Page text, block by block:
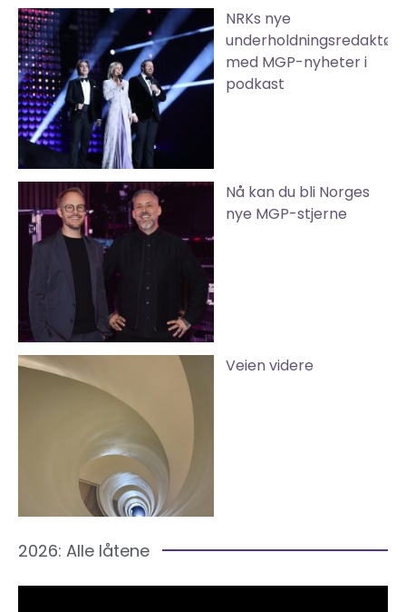
NRKs nye
underholdningsredaktør
med MGP-nyheter i
podkast
Nå kan du bli Norges
nye MGP-stjerne
Veien videre
2026: Alle låtene